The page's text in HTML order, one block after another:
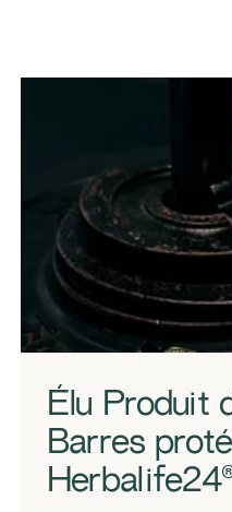
Élu Produit
Barres